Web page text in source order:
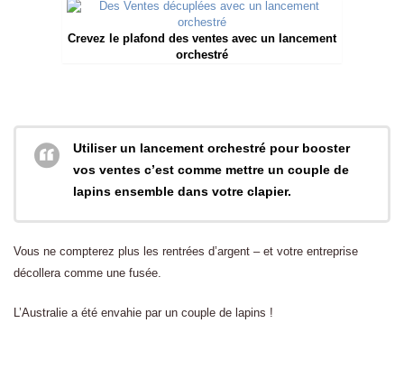
Crevez le plafond des ventes avec un lancement
orchestré
Utiliser un lancement orchestré pour booster
vos ventes c’est comme mettre un couple de
lapins ensemble dans votre clapier.
Vous ne compterez plus les rentrées d’argent – et votre entreprise
décollera comme une fusée.
L’Australie a été envahie par un couple de lapins !